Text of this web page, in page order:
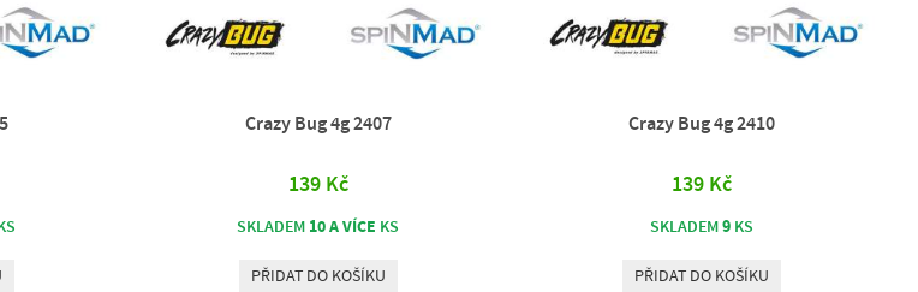
Crazy Bug 4g 2407
139 Kč
SKLADEM 10 A VÍCE KS
PŘIDAT DO KOŠÍKU
Crazy Bug 4g 2410
139 Kč
SKLADEM9 KS
PŘIDAT DO KOŠÍKU